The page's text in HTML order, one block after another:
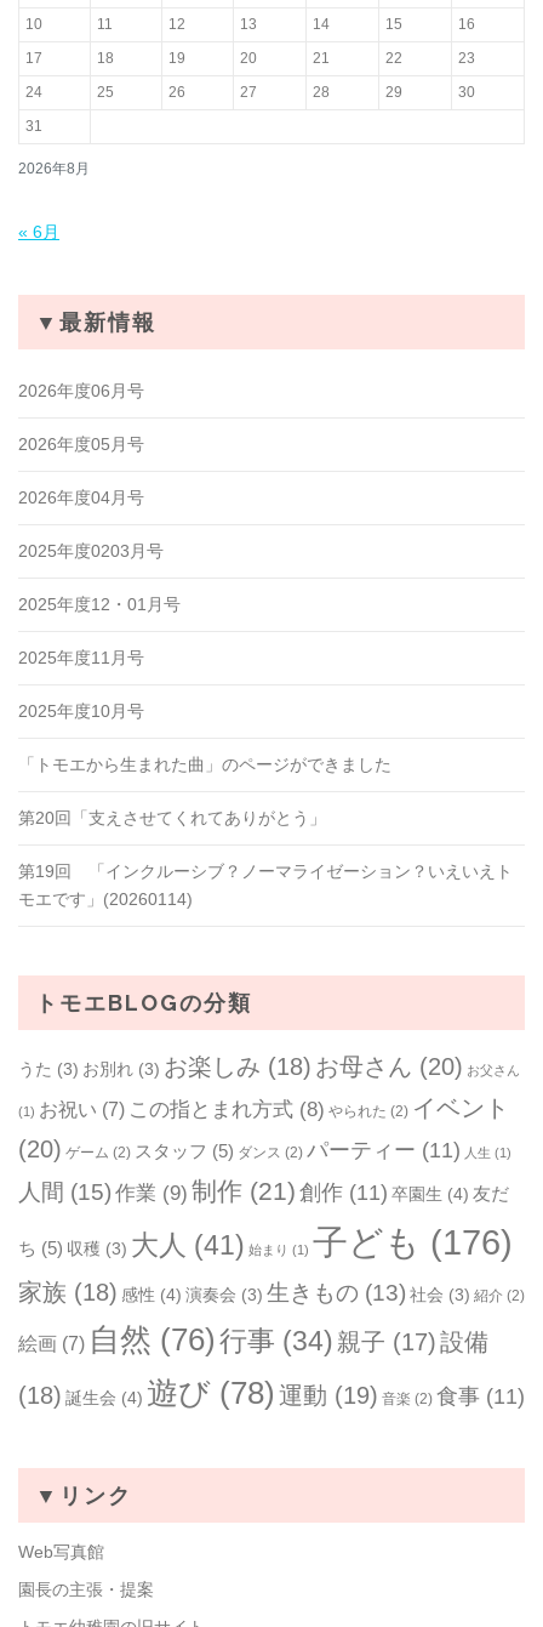
2026年8月
10
11 12 13 14 15
16
17
18 19 20 21 22
23
24
25 26 27 28 29
30
31
« 6月
▼最新情報
2026年度06月号
2026年度05月号
2026年度04月号
2025年度0203月号
2025年度12・01月号
2025年度11月号
2025年度10月号
「トモエから生まれた曲」のページができました
第20回「支えさせてくれてありがとう」
第19回 「インクルーシブ？ノーマライゼーション？いえいえト
モエです」(20260114)
トモエBLOGの分類
うた (3) お別れ (3) お楽しみ (18) お母さん (20) お父さん
(1) お祝い (7) この指とまれ方式 (8) やられた (2) イベント
(20) ゲーム (2) スタッフ (5) ダンス (2) パーティー (11) 人生 (1)
人間 (15) 作業 (9) 制作 (21) 創作 (11) 卒園生 (4) 友だ
ち (5) 収穫 (3) 大人 (41) 始まり (1) 子ども (176)
家族 (18) 感性 (4) 演奏会 (3) 生きもの (13) 社会 (3) 紹介 (2)
絵画 (7) 自然 (76) 行事 (34) 親子 (17)設備
(18) 誕生会 (4) 遊び (78) 運動 (19) 音楽 (2) 食事 (11)
▼リンク
Web写真館
園長の主張・提案